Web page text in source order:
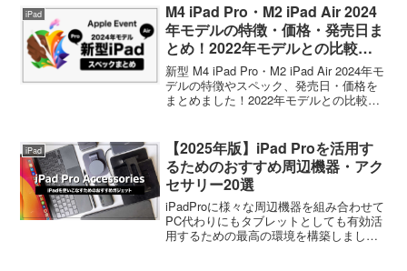
iPad
M4 iPad Pro・M2 iPad Air 2024
年モデルの特徴・価格・発売日ま
とめ！2022年モデルとの比較
も！
新型 M4 iPad Pro・M2 iPad Air 2024年モ
デルの特徴やスペック、発売日・価格を
まとめました！2022年モデルとの比較も
iPad
【2025年版】iPad Proを活用す
るためのおすすめ周辺機器・アク
セサリー20選
iPadProに様々な周辺機器を組み合わせて
PC代わりにもタブレットとしても有効活
用するための最高の環境を構築しました